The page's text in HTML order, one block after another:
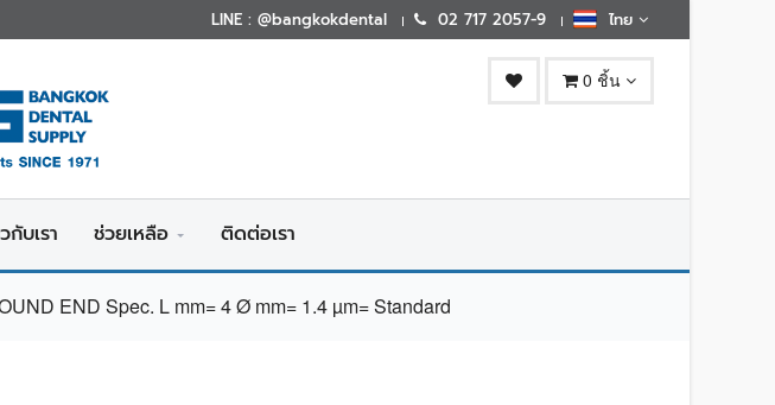
LINE : @bangkokdental 02 717 2057-9 ไทย
0 ชิ้น
กับเรา ช่วยเหลือ ติดต่อเรา
END Spec. L mm= 4 Ø mm= 1.4 µm= Standard